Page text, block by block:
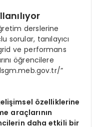
derslerine
sorular, tanılayıcı
ve performans
öğrencilere
”
özelliklerine
araçlarının
daha etkili bir